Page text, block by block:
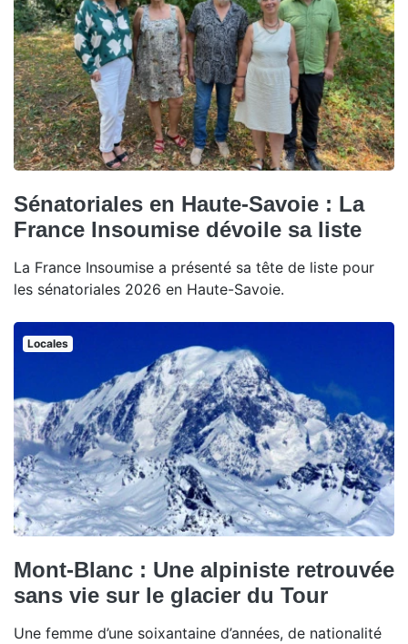
Sénatoriales en Haute-Savoie : La
France Insoumise dévoile sa liste
La France Insoumise a présenté sa tête de liste pour
les sénatoriales 2026 en Haute-Savoie.
Locales
Mont-Blanc : Une alpiniste retrouvée
sans vie sur le glacier du Tour
Une femme d’une soixantaine d’années, de nationalité